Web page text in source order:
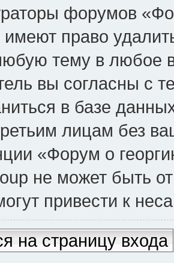
форумов
право
тему в любое
вы согласны с
в базе
лицам без
«Форум о
не может быть
привести к
на страницу входа